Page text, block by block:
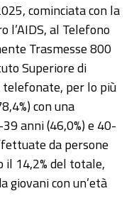
cominciata con la
l’AIDS, al Telefono
Trasmesse 800
Superiore di
telefonate, per lo più
con una
anni (46,0%) e 40-
da persone
il 14,2% del totale,
con un’età